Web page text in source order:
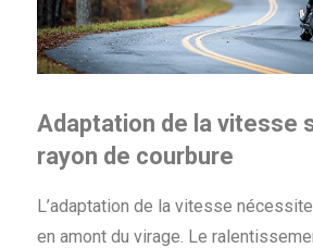
Adaptation de la vitesse
rayon de courbure
L’adaptation de la vitesse
en amont du virage. Le